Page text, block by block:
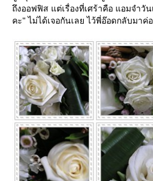
ถึงออฟฟิส แต่เรื่องที่เศร้าคือ แอมจำวั
คะ" ไม่ได้เจอกันเลย ไว้พี่อ๊อดกลับมาค่